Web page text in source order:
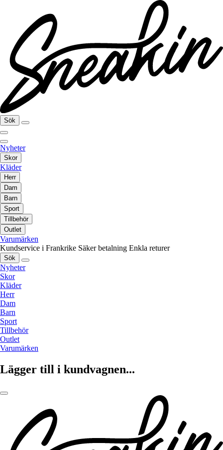
Sök
Nyheter
Skor
Kläder
Herr
Dam
Barn
Sport
Tillbehör
Outlet
Varumärken
Kundservice i Frankrike Säker betalning Enkla returer
Sök
Nyheter
Skor
Kläder
Herr
Dam
Barn
Sport
Tillbehör
Outlet
Varumärken
Lägger till i kundvagnen...